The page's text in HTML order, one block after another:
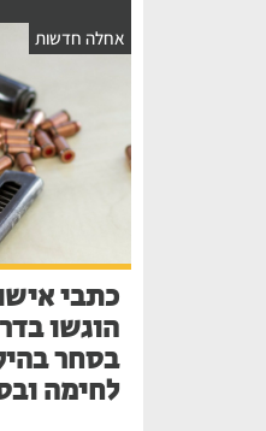
אחלה חדשות
כתבי
בסחר
לחימה